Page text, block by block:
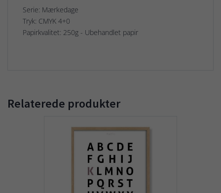
Serie: Mærkedage
Tryk: CMYK 4+0
Papirkvalitet: 250g - Ubehandlet papir
Relaterede produkter